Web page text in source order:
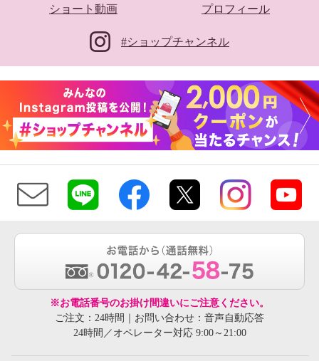
ショート動画 プロフィール
#ショップチャンネル
※お電話番号のお掛け間違いにご注意ください。
ご注文：24時間｜お問い合わせ：音声自動応答
24時間／オペレーター対応 9:00～21:00